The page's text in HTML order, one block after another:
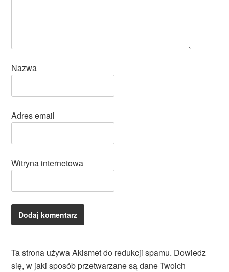
Nazwa
Adres email
Witryna internetowa
Ta strona używa Akismet do redukcji spamu. Dowiedz
się, w jaki sposób przetwarzane są dane Twoich